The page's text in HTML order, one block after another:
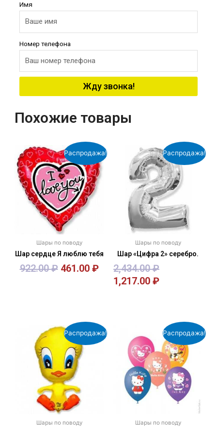
Имя
Номер телефона
Жду звонка!
Похожие товары
Распродажа!
Шары по поводу
Шар сердце Я люблю тебя
922.00₽ 461.00 ₽
Распродажа!
Шары по поводу
Шар «Цифра 2» серебро.
2,434.00₽
1,217.00 ₽
Распродажа!
Шары по поводу
Распродажа!
Шары по поводу